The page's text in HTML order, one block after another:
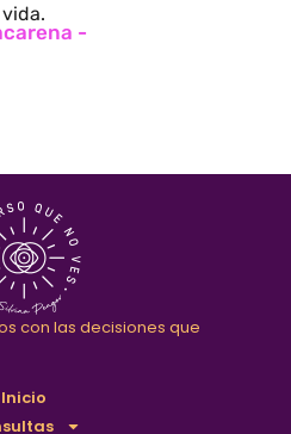
vida.
-
con las decisiones que
Inicio